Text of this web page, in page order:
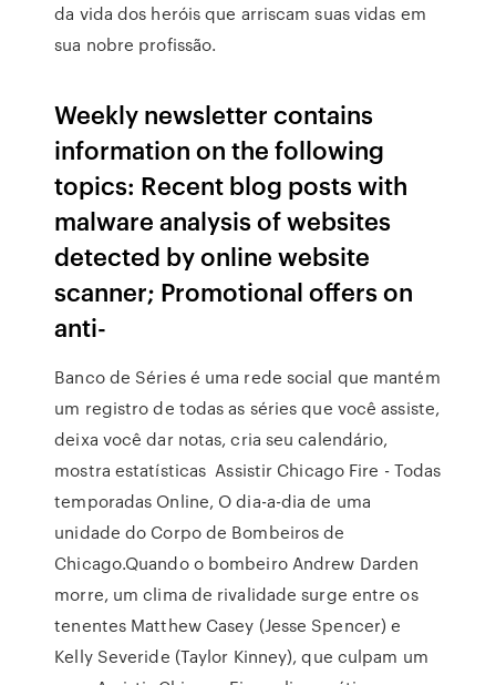
da vida dos heróis que arriscam suas vidas em
sua nobre profissão.
Weekly newsletter contains
information on the following
topics: Recent blog posts with
malware analysis of websites
detected by online website
scanner; Promotional offers on
anti-
Banco de Séries é uma rede social que mantém
um registro de todas as séries que você assiste,
deixa você dar notas, cria seu calendário,
mostra estatísticas Assistir Chicago Fire - Todas
temporadas Online, O dia-a-dia de uma
unidade do Corpo de Bombeiros de
Chicago.Quando o bombeiro Andrew Darden
morre, um clima de rivalidade surge entre os
tenentes Matthew Casey (Jesse Spencer) e
Kelly Severide (Taylor Kinney), que culpam um